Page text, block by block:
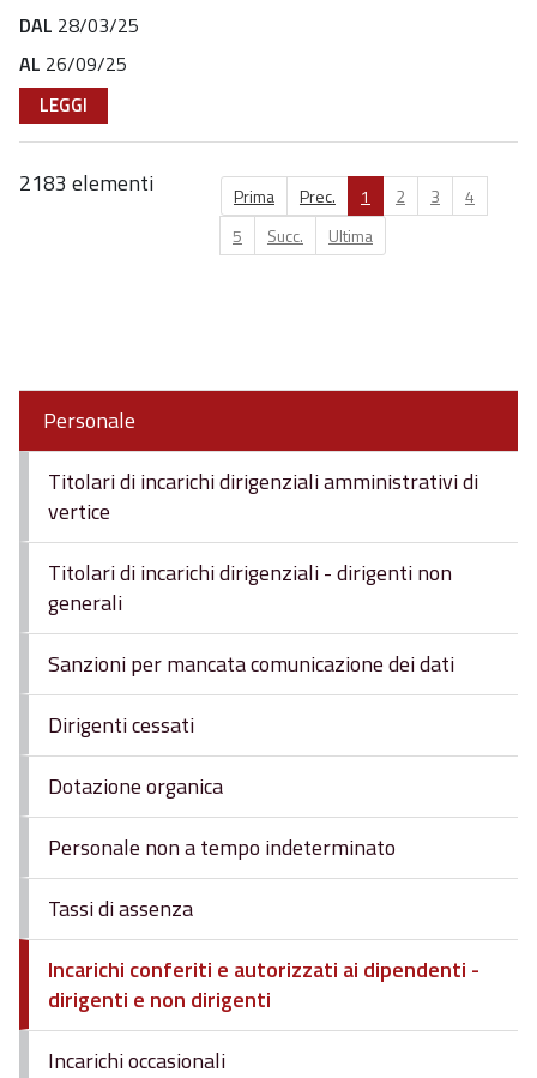
DAL 28/03/25
AL 26/09/25
LEGGI
2183 elementi Prima Prec. 1 2 3
4
5
Succ. Ultima
Personale
Titolari di incarichi dirigenziali amministrativi di
vertice
Titolari di incarichi dirigenziali - dirigenti non
generali
Sanzioni per mancata comunicazione dei dati
Dirigenti cessati
Dotazione organica
Personale non a tempo indeterminato
Tassi di assenza
Incarichi conferiti e autorizzati ai dipendenti -
dirigenti e non dirigenti
Incarichi occasionali